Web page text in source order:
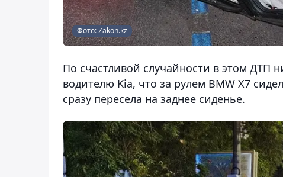
Фото: Zakon.kz
По счастливой случайности в этом ДТП
водителю Kia, что за рулем BMW X7
сразу пересела на заднее сиденье.